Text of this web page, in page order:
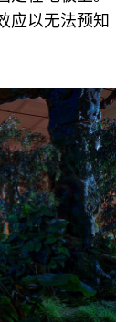
应以无法预知